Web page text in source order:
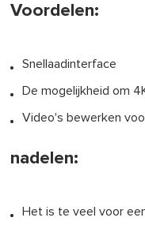
Voordelen:
Snellaadinterface
De mogelijkheid om
Video's bewerken
nadelen:
Het is te veel voor